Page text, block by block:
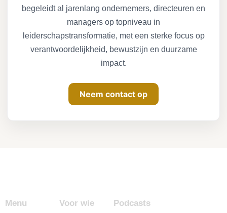
begeleidt al jarenlang ondernemers, directeuren en
managers op topniveau in
leiderschapstransformatie, met een sterke focus op
verantwoordelijkheid, bewustzijn en duurzame
impact.
Neem contact op
Menu Voor wie Podcasts